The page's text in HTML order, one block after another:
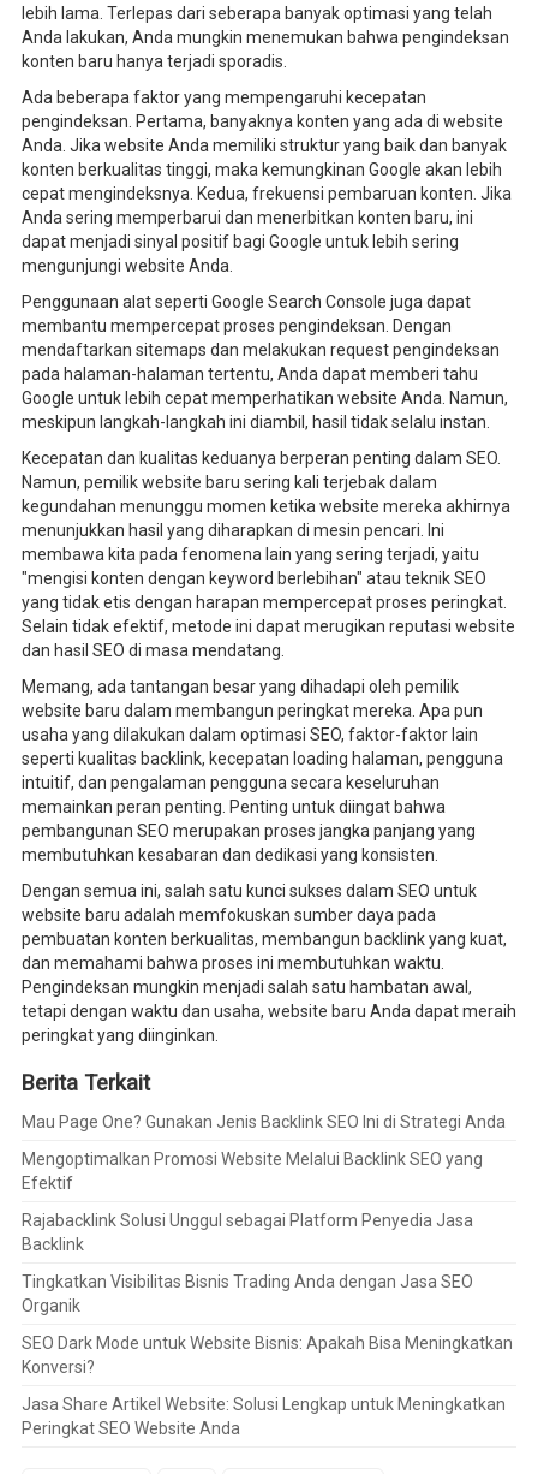
lebih lama. Terlepas dari seberapa banyak optimasi yang telah
Anda lakukan, Anda mungkin menemukan bahwa pengindeksan
konten baru hanya terjadi sporadis.
Ada beberapa faktor yang mempengaruhi kecepatan
pengindeksan. Pertama, banyaknya konten yang ada di website
Anda. Jika website Anda memiliki struktur yang baik dan banyak
konten berkualitas tinggi, maka kemungkinan Google akan lebih
cepat mengindeksnya. Kedua, frekuensi pembaruan konten. Jika
Anda sering memperbarui dan menerbitkan konten baru, ini
dapat menjadi sinyal positif bagi Google untuk lebih sering
mengunjungi website Anda.
Penggunaan alat seperti Google Search Console juga dapat
membantu mempercepat proses pengindeksan. Dengan
mendaftarkan sitemaps dan melakukan request pengindeksan
pada halaman-halaman tertentu, Anda dapat memberi tahu
Google untuk lebih cepat memperhatikan website Anda. Namun,
meskipun langkah-langkah ini diambil, hasil tidak selalu instan.
Kecepatan dan kualitas keduanya berperan penting dalam SEO.
Namun, pemilik website baru sering kali terjebak dalam
kegundahan menunggu momen ketika website mereka akhirnya
menunjukkan hasil yang diharapkan di mesin pencari. Ini
membawa kita pada fenomena lain yang sering terjadi, yaitu
"mengisi konten dengan keyword berlebihan" atau teknik SEO
yang tidak etis dengan harapan mempercepat proses peringkat.
Selain tidak efektif, metode ini dapat merugikan reputasi website
dan hasil SEO di masa mendatang.
Memang, ada tantangan besar yang dihadapi oleh pemilik
website baru dalam membangun peringkat mereka. Apa pun
usaha yang dilakukan dalam optimasi SEO, faktor-faktor lain
seperti kualitas backlink, kecepatan loading halaman, pengguna
intuitif, dan pengalaman pengguna secara keseluruhan
memainkan peran penting. Penting untuk diingat bahwa
pembangunan SEO merupakan proses jangka panjang yang
membutuhkan kesabaran dan dedikasi yang konsisten.
Dengan semua ini, salah satu kunci sukses dalam SEO untuk
website baru adalah memfokuskan sumber daya pada
pembuatan konten berkualitas, membangun backlink yang kuat,
dan memahami bahwa proses ini membutuhkan waktu.
Pengindeksan mungkin menjadi salah satu hambatan awal,
tetapi dengan waktu dan usaha, website baru Anda dapat meraih
peringkat yang diinginkan.
Berita Terkait
Mau Page One? Gunakan Jenis Backlink SEO Ini di Strategi Anda
Mengoptimalkan Promosi Website Melalui Backlink SEO yang
Efektif
Rajabacklink Solusi Unggul sebagai Platform Penyedia Jasa
Backlink
Tingkatkan Visibilitas Bisnis Trading Anda dengan Jasa SEO
Organik
SEO Dark Mode untuk Website Bisnis: Apakah Bisa Meningkatkan
Konversi?
Jasa Share Artikel Website: Solusi Lengkap untuk Meningkatkan
Peringkat SEO Website Anda